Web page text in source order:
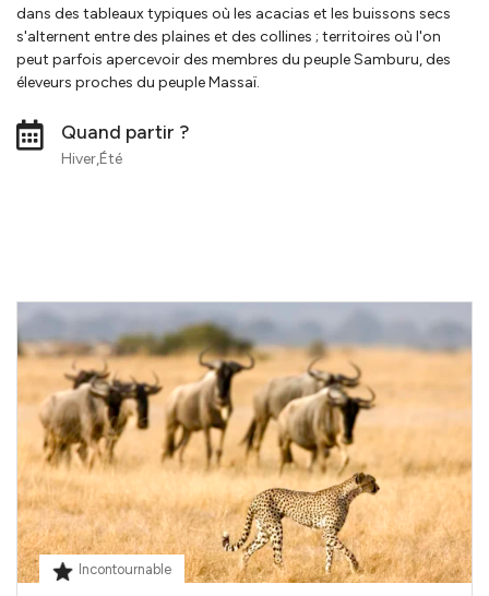
dans des tableaux typiques où les acacias et les buissons secs
s'alternent entre des plaines et des collines ; territoires où l'on
peut parfois apercevoir des membres du peuple Samburu, des
éleveurs proches du peuple Massaï.
Quand partir ?
Hiver,Été
Incontournable